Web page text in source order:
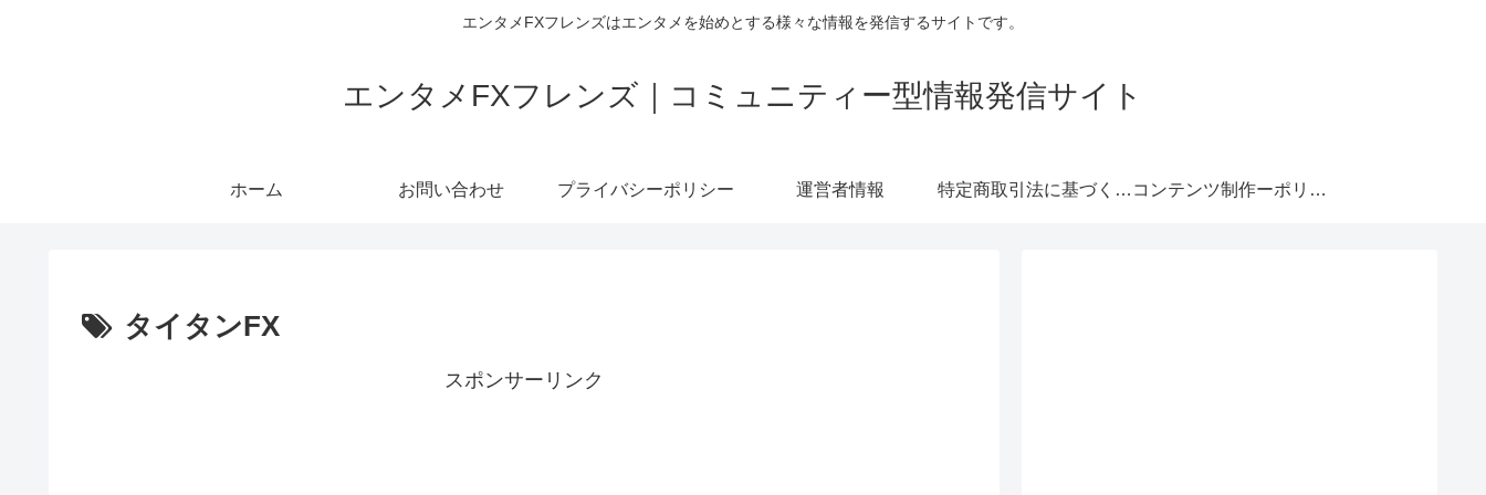
エンタメFXフレンズはエンタメを始めとする様々な情報を発信するサイトです。
エンタメFXフレンズ｜コミュニティー型情報発信サイト
ホーム お問い合わせ プライバシーポリシー 運営者情報 特定商取引法に基づく表記 コンテンツ制作ーポリシー
タイタンFX
スポンサーリンク